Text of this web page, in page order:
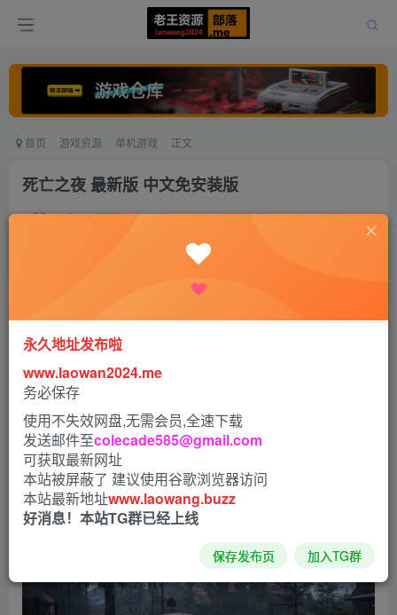
首页 游戏资源 单机游戏 正文
死亡之夜 最新版 中文免安装版
老王 打赏
永久地址发布啦
www.laowan2024.me
务必保存
使用不失效网盘,无需会员,全速下载
发送邮件至colecade585@gmail.com
可获取最新网址
本站被屏蔽了 建议使用谷歌浏览器访问
本站最新地址www.laowang.buzz
好消息！本站TG群已经上线
保存发布页 加入TG群